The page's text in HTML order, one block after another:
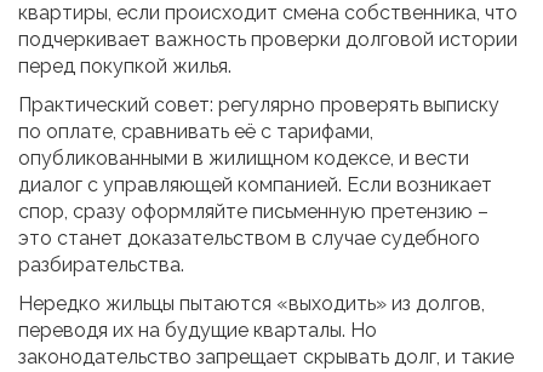
квартиры, если происходит смена собственника, что
подчеркивает важность проверки долговой истории
перед покупкой жилья.
Практический совет: регулярно проверять выписку
по оплате, сравнивать её с тарифами,
опубликованными в жилищном кодексе, и вести
диалог с управляющей компанией. Если возникает
спор, сразу оформляйте письменную претензию –
это станет доказательством в случае судебного
разбирательства.
Нередко жильцы пытаются «выходить» из долгов,
переводя их на будущие кварталы. Но
законодательство запрещает скрывать долг, и такие